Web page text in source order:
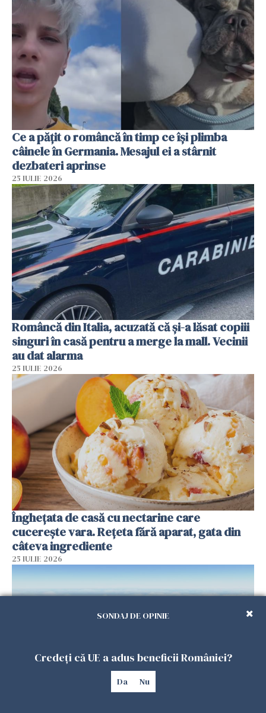
Ce a pățit o româncă în timp ce își plimba
câinele în Germania. Mesajul ei a stârnit
dezbateri aprinse
25 IULIE 2026
Româncă din Italia, acuzată că și-a lăsat copiii
singuri în casă pentru a merge la mall. Vecinii
au dat alarma
25 IULIE 2026
Înghețata de casă cu nectarine care
cucerește vara. Rețeta fără aparat, gata din
câteva ingrediente
25 IULIE 2026
SONDAJ DE OPINIE
Credeți că UE a adus beneficii României?
Da Nu